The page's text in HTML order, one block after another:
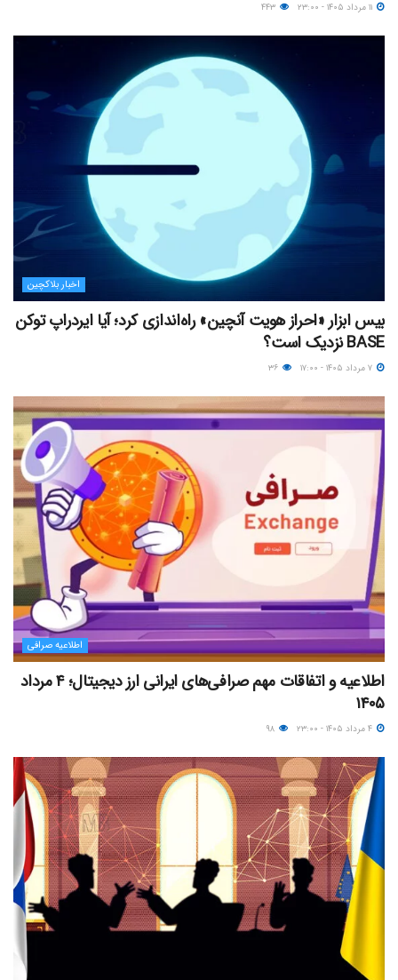
اخبار بلاکچین
بیس ابزار «احراز هویت آنچین» راه‌اندازی کرد؛ آیا ایردراپ توکن
BASE نزدیک‌ است؟
اطلاعیه صرافی
اطلاعیه و اتفاقات مهم صرافی‌های ایرانی ارز دیجیتال؛ ۴ مرداد
۱۴۰۵